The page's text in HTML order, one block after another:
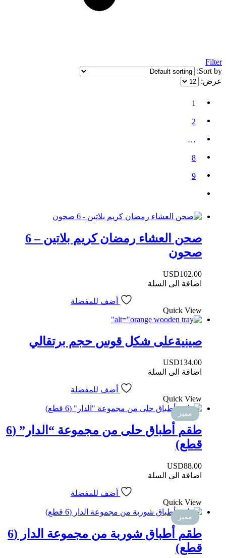
Filter
Sort by:
عرض:
1
2
…
8
9
صحن العشاء رمضان كريم بلاتين – 6
صحون
USD102.00
اضافة الى السلة
أضف للمفضلة
Quick View
صينيةعلى شكل قوس حجم برتقالي
USD134.00
اضافة الى السلة
أضف للمفضلة
Quick View
مميز
طقم أطباق حلى من مجموعة “الدار” (6
قطع)
USD88.00
اضافة الى السلة
أضف للمفضلة
Quick View
مميز
طقم أطباق شوربة من مجموعة الدار (6
قطع)